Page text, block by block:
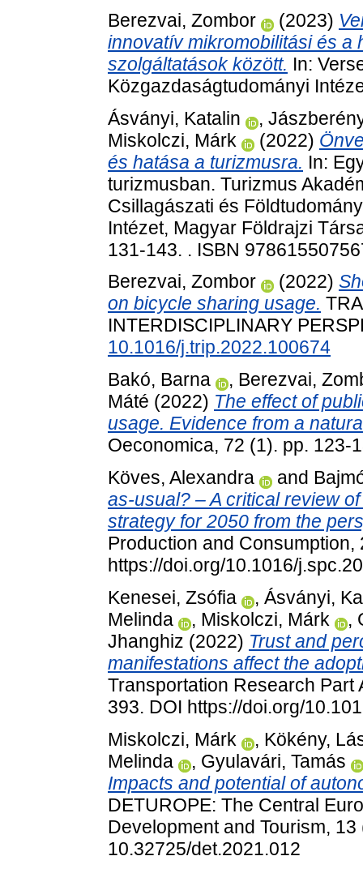
Berezvai, Zombor
(2023)
innovatív mikromobilitási és a
szolgáltatások között. In:
Közgazdaságtudományi
Ásványi, Katalin
,
Miskolczi, Márk
(2022)
és hatása a turizmusra. In:
turizmusban. Turizmus
Csillagászati és
Intézet, Magyar Földrajzi
131-143. . ISBN
Berezvai, Zombor
(2022)
on bicycle sharing usage.
INTERDISCIPLINARY
10.1016/j.trip.2022.100674
Bakó, Barna
, Berezvai,
Máté (2022) The effect of
usage. Evidence from a
Oeconomica, 72 (1). pp. 123-
Köves, Alexandra
and
as-usual? – A critical review
strategy for 2050 from the
Production and Consumption,
https://doi.org/10.1016/
Kenesei, Zsófia
, Ásványi,
Melinda
, Miskolczi, Márk ,
Jhanghiz (2022) Trust and
manifestations affect the
Transportation Research Part
393. DOI https://doi.org/
Miskolczi, Márk
, Kökény,
Melinda
, Gyulavári, Tamás
Impacts and potential of
DETUROPE: The Central
Development and Tourism,
10.32725/det.2021.012